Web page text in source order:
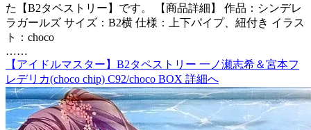
た【B2タペストリー】です。 【商品詳細】 作品：シンデレ
ラガールズ サイズ：B2横 仕様：上下パイプ、紐付き イラス
ト：choco
……
【アイドルマスター】B2タペストリー 一ノ瀬志希＆宮本フ
レデリカ(choco chip) C92/choco BOX 詳細へ